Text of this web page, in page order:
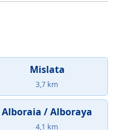
Mislata
3,7 km
Alboraia / Alboraya
4,1 km